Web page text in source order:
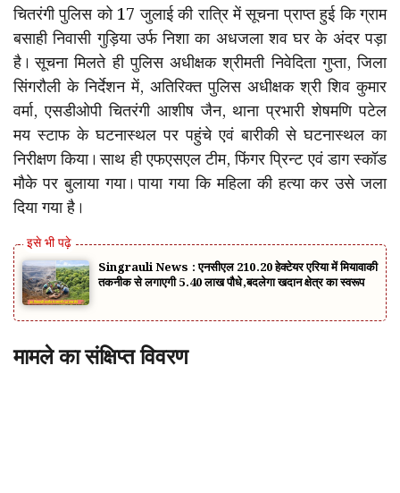
चितरंगी पुलिस को 17 जुलाई की रात्रि में सूचना प्राप्त हुई कि ग्राम
बसाही निवासी गुड़िया उर्फ निशा का अधजला शव घर के अंदर पड़ा
है। सूचना मिलते ही पुलिस अधीक्षक श्रीमती निवेदिता गुप्ता, जिला
सिंगरौली के निर्देशन में, अतिरिक्त पुलिस अधीक्षक श्री शिव कुमार
वर्मा, एसडीओपी चितरंगी आशीष जैन, थाना प्रभारी शेषमणि पटेल
मय स्टाफ के घटनास्थल पर पहुंचे एवं बारीकी से घटनास्थल का
निरीक्षण किया। साथ ही एफएसएल टीम, फिंगर प्रिन्ट एवं डाग स्कॉड
मौके पर बुलाया गया। पाया गया कि महिला की हत्या कर उसे जला
दिया गया है।
Singrauli News : एनसीएल 210.20 हेक्टेयर एरिया में मियावाकी
तकनीक से लगाएगी 5.40 लाख पौधे,बदलेगा खदान क्षेत्र का स्वरूप
मामले का संक्षिप्त विवरण